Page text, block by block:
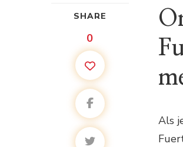
SHARE
0
Als